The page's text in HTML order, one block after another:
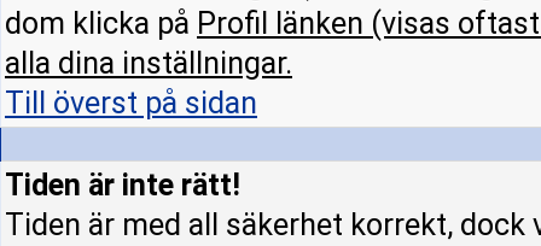
dom klicka på Profil
länken (visas
alla dina inställningar.
Till överst på sidan
Tiden är inte rätt!
Tiden är med all säkerhet korrekt, dock